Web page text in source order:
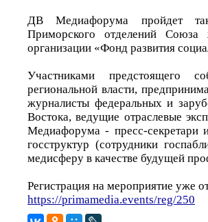
ДВ Медиафорума пройдет
Приморского отделений Союза
организации «Фонд развития
Участниками предстоящего
региональной власти,
журналисты федеральных и
Востока, ведущие отраслевые
Медиафорума - пресс-секретари
госструктур (сотрудники
медисферу в качестве будущей
Регистрация на мероприятие уже
https://primamedia.events/reg/250